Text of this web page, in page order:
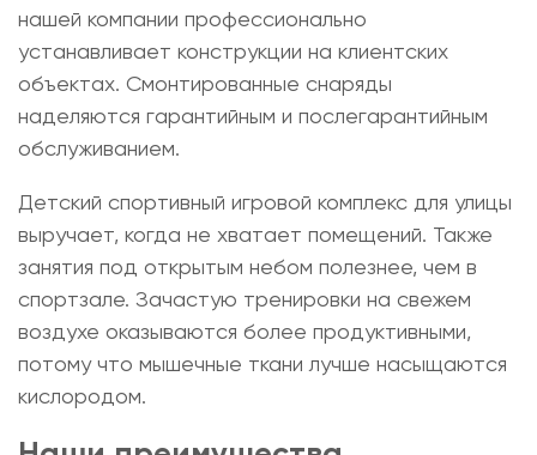
нашей компании профессионально
устанавливает конструкции на клиентских
объектах. Смонтированные снаряды
наделяются гарантийным и послегарантийным
обслуживанием.
Детский спортивный игровой комплекс для улицы
выручает, когда не хватает помещений. Также
занятия под открытым небом полезнее, чем в
спортзале. Зачастую тренировки на свежем
воздухе оказываются более продуктивными,
потому что мышечные ткани лучше насыщаются
кислородом.